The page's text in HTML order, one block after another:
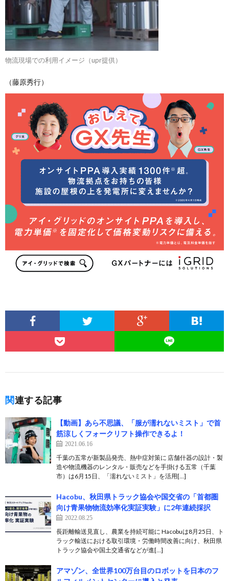
物流現場での利用イメージ（upr提供）
（藤原秀行）
関連する記事
【動画】あら不思議、「服が濡れないミスト」で首
筋涼しくフォークリフト操作できるよ！
2021.06.16
千葉の五常が新製品発売、熱中症対策に 店舗什器の設計・製
造や物流機器のレンタル・販売などを手掛ける五常（千葉
市）は6月15日、「濡れないミスト」を活用[…]
Hacobu、秋田県トラック協会や国交省の「首都圏
向け青果物物流効率化実証実験」に2年連続採択
2022.08.25
長距離輸送見直し、農業を持続可能に Hacobuは8月25日、ト
ラック輸送における取引環境・労働時間改善に向け、秋田県
トラック協会や国土交通省などが進[…]
アマゾン、全世界100万台目のロボットを日本のフ